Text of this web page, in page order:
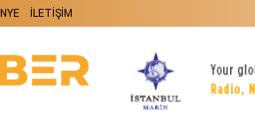
İLETİŞİM